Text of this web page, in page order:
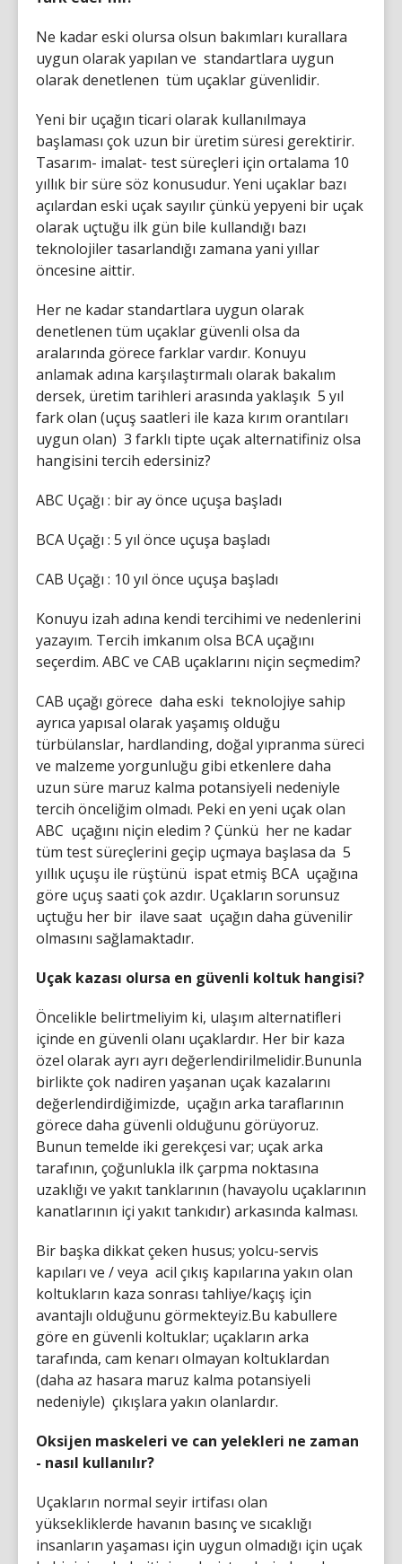
Ne kadar eski olursa olsun bakımları kurallara
uygun olarak yapılan ve standartlara uygun
olarak denetlenen tüm uçaklar güvenlidir.
Yeni bir uçağın ticari olarak kullanılmaya
başlaması çok uzun bir üretim süresi gerektirir.
Tasarım- imalat- test süreçleri için ortalama 10
yıllık bir süre söz konusudur. Yeni uçaklar bazı
açılardan eski uçak sayılır çünkü yepyeni bir uçak
olarak uçtuğu ilk gün bile kullandığı bazı
teknolojiler tasarlandığı zamana yani yıllar
öncesine aittir.
Her ne kadar standartlara uygun olarak
denetlenen tüm uçaklar güvenli olsa da
aralarında görece farklar vardır. Konuyu
anlamak adına karşılaştırmalı olarak bakalım
dersek, üretim tarihleri arasında yaklaşık 5 yıl
fark olan (uçuş saatleri ile kaza kırım orantıları
uygun olan) 3 farklı tipte uçak alternatifiniz olsa
hangisini tercih edersiniz?
ABC Uçağı : bir ay önce uçuşa başladı
BCA Uçağı : 5 yıl önce uçuşa başladı
CAB Uçağı : 10 yıl önce uçuşa başladı
Konuyu izah adına kendi tercihimi ve nedenlerini
yazayım. Tercih imkanım olsa BCA uçağını
seçerdim. ABC ve CAB uçaklarını niçin seçmedim?
CAB uçağı görece daha eski teknolojiye sahip
ayrıca yapısal olarak yaşamış olduğu
türbülanslar, hardlanding, doğal yıpranma süreci
ve malzeme yorgunluğu gibi etkenlere daha
uzun süre maruz kalma potansiyeli nedeniyle
tercih önceliğim olmadı. Peki en yeni uçak olan
ABC uçağını niçin eledim ? Çünkü her ne kadar
tüm test süreçlerini geçip uçmaya başlasa da 5
yıllık uçuşu ile rüştünü ispat etmiş BCA uçağına
göre uçuş saati çok azdır. Uçakların sorunsuz
uçtuğu her bir ilave saat uçağın daha güvenilir
olmasını sağlamaktadır.
Uçak kazası olursa en güvenli koltuk hangisi?
Öncelikle belirtmeliyim ki, ulaşım alternatifleri
içinde en güvenli olanı uçaklardır. Her bir kaza
özel olarak ayrı ayrı değerlendirilmelidir.Bununla
birlikte çok nadiren yaşanan uçak kazalarını
değerlendirdiğimizde, uçağın arka taraflarının
görece daha güvenli olduğunu görüyoruz.
Bunun temelde iki gerekçesi var; uçak arka
tarafının, çoğunlukla ilk çarpma noktasına
uzaklığı ve yakıt tanklarının (havayolu uçaklarının
kanatlarının içi yakıt tankıdır) arkasında kalması.
Bir başka dikkat çeken husus; yolcu-servis
kapıları ve / veya acil çıkış kapılarına yakın olan
koltukların kaza sonrası tahliye/kaçış için
avantajlı olduğunu görmekteyiz.Bu kabullere
göre en güvenli koltuklar; uçakların arka
tarafında, cam kenarı olmayan koltuklardan
(daha az hasara maruz kalma potansiyeli
nedeniyle) çıkışlara yakın olanlardır.
Oksijen maskeleri ve can yelekleri ne zaman
- nasıl kullanılır?
Uçakların normal seyir irtifası olan
yüksekliklerde havanın basınç ve sıcaklığı
insanların yaşaması için uygun olmadığı için uçak